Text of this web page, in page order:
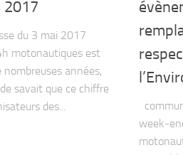
du 3 mai 2017
motonautiques est
années,
savait que ce chiffre
des...
week-